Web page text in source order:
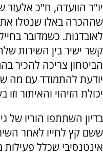
יו"ר הוועדה, ח"כ
שההכרה באלו שנטלו את
לאובדנות. כשמדובר
קשר ישיר בין השירות
הביטחון צריכה להכיר
יודעת להתמודד עם מה
יכולת הזיהוי והאיתור
בדיון השתתפו הוריו של
ששם קץ לחייו לאחר
אינטנסיבי שכלל